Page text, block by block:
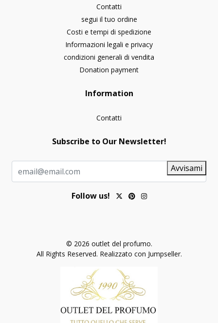
Contatti
segui il tuo ordine
Costi e tempi di spedizione
Informazioni legali e privacy
condizioni generali di vendita
Donation payment
Information
Contatti
Subscribe to Our Newsletter!
Avvisami
Follow us!
© 2026 outlet del profumo.
All Rights Reserved. Realizzato con Jumpseller.